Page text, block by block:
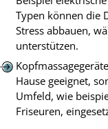
Typen können die
Stress abbauen,
unterstützen.
Hause geeignet,
Umfeld, wie
Friseuren,